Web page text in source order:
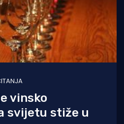
vinsko
svijetu stiže u